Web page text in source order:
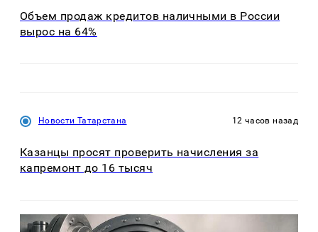
Объем продаж кредитов наличными в России
вырос на 64%
Новости Татарстана 12 часов назад
Казанцы просят проверить начисления за
капремонт до 16 тысяч